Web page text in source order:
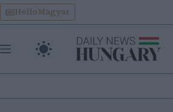
Skip
to
content
HelloMagyar